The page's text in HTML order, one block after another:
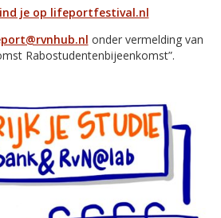
je op lifeportfestival.nl
onder vermelding van
Rabostudentenbijeenkomst”.